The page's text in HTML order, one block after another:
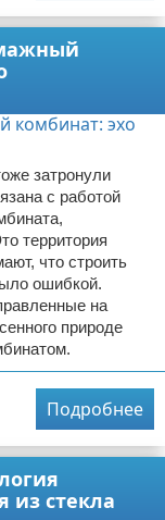
затронули
с работой
территория
что строить
ошибкой.
на
природе
Подробнее
из стекла